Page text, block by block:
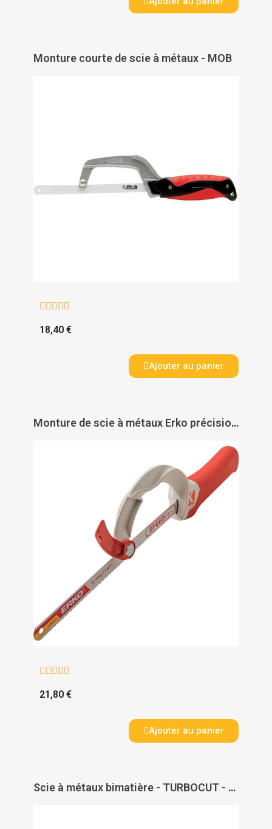
Monture courte de scie à métaux - MOB
    
18,40 €
Ajouter au panier
Monture de scie à métaux Erko précision - ERKO
    
21,80 €
Ajouter au panier
Scie à métaux bimatière - TURBOCUT - STANLEY